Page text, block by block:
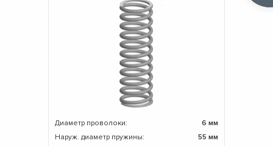
Диаметр проволоки:
6 мм
Наруж. диаметр пружины:
55 мм